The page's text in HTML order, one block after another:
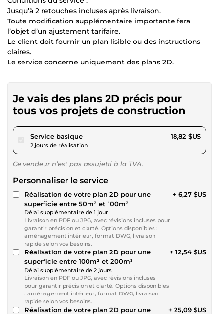
Jusqu’à 2 retouches incluses après livraison.
Toute modification supplémentaire importante fera
l’objet d’un ajustement tarifaire.
Le client doit fournir un plan lisible ou des instructions
claires.
Le service concerne uniquement des plans 2D.
Je vais des plans 2D précis pour
tous vos projets de construction
Service basiquepour 17,34 $US
2 jours de réalisation
18,82 $US
Ce vendeur n’est pas assujetti à la TVA.
Personnaliser le service
Réalisation de votre plan 2D pour une
superficie entre 50m² et 100m²
Délai supplémentaire de 1 jour
Livraison en PDF ou JPG, avec révisions incluses pour
garantir précision et clarté. Options disponibles :
aménagement intérieur, format DWG, livraison
rapide selon vos besoins.
+ 6,27 $US
Réalisation de votre plan 2D pour une
superficie entre 100m² et 200m²
Délai supplémentaire de 2 jours
Livraison en PDF ou JPG, avec révisions incluses
pour garantir précision et clarté. Options disponibles
: aménagement intérieur, format DWG, livraison
rapide selon vos besoins.
+ 12,54 $US
Réalisation de votre plan 2D pour une
+ 25,09 $US